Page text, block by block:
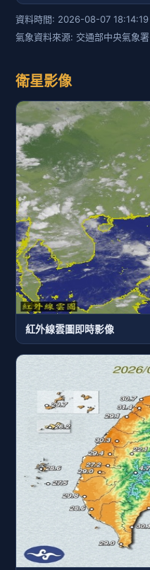
資料時間: 2026-08-07 18:14:19
氣象資料來源: 交通部中央氣象署
衛星影像
紅外線雲圖即時影像